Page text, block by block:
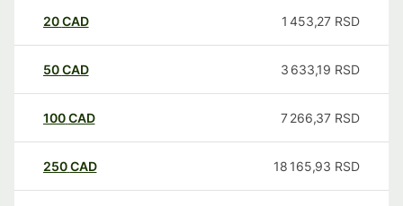
20CAD 1 453,27 RSD
50CAD 3 633,19 RSD
100CAD 7 266,37 RSD
250CAD 18 165,93 RSD